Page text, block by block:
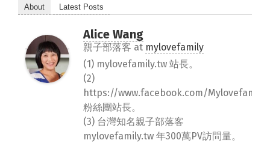
About Latest Posts
Alice Wang
親子部落客 at mylovefamily
(1) mylovefamily.tw 站長。
(2)
https://www.facebook.com/
粉絲團站長。
(3) 台灣知名親子部落客
mylovefamily.tw 年300萬PV訪問量。